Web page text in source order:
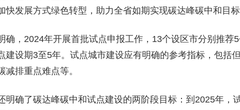
快发展方式绿色转型，助力全省如期实现碳达峰碳中和目标
，2024年开展首批试点申报工作，13个设区市分别推荐5
建设期3至5年。试点城市建设应有明确的参考指标，包括
减排重点难点等。
确了碳达峰碳中和试点建设的两阶段目标：到2025年，